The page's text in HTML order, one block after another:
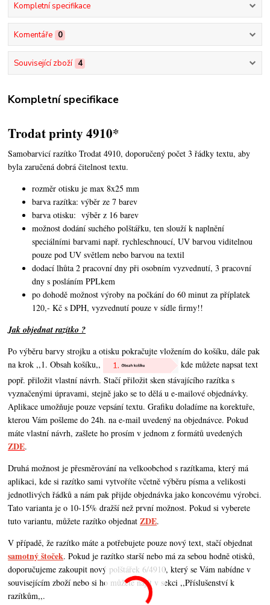
Kompletní specifikace
Komentáře 0
Související zboží 4
Kompletní specifikace
Trodat printy 4910*
Samobarvicí razítko Trodat 4910, doporučený počet 3 řádky textu,aby
byla zaručená dobrá čitelnost textu.
rozměr otisku je max 8x25 mm
barva razítka: výběr ze 7 barev
barva otisku: výběr z 16 barev
možnost dodání suchého polštářku, ten slouží k naplnění
speciálními barvami např. rychleschnoucí, UV barvou viditelnou
pouze pod UV světlem nebo barvou na textil
dodací lhůta 2 pracovní dny při osobním vyzvednutí, 3 pracovní
dny s posláním PPLkem
po dohodě možnost výroby na počkání do 60 minut za příplatek
120,- Kč s DPH, vyzvednutí pouze v sídle firmy!!
Jak objednat razítko ?
Po výběru barvy strojku a otisku pokračujte vložením do košíku, dále pak
na krok ,,1. Obsah košíku,,
kde můžete napsat text
popř. přiložit vlastní návrh. Stačí přiložit sken stávajícího razítka s
vyznačenými úpravami, stejně jako se to dělá u e-mailové objednávky.
Aplikace umožňuje pouze vepsání textu. Grafiku doladíme na korektuře,
kterou Vám pošleme do 24h. na e-mail uvedený na objednávce. Pokud
máte vlastní návrh,zašlete ho prosím v jednom z formátů uvedených
ZDE.
Druhá možnost je přesměrování na velkoobchod s razítkama, který má
aplikaci, kde si razítko sami vytvoříte včetně výběru písma a velikosti
jednotlivých řádků a nám pak přijde objednávka jako koncovému výrobci.
Tato varianta je o 10-15% dražší než první možnost. Pokud si vyberete
tuto variantu, můžete razítko objednatZDE.
V případě, že razítko máte a potřebujete pouze nový text, stačí objednat
samotný štoček. Pokud je razítko starší nebo má za sebou hodně otisků,
doporučujeme zakoupit nový polštářek 6/4910, který se Vám nabídne v
souvisejícím zboží nebo si ho můžete najít v sekci ,,Příslušenství k
razítkům,,.